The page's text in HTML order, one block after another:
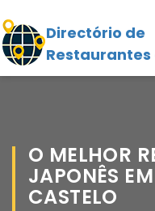
Directório de
O MELHOR
JAPONÊS
CASTELO